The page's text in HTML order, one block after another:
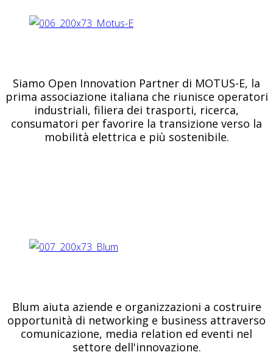
Siamo Open Innovation Partner di MOTUS-E, la
prima associazione italiana che riunisce operatori
industriali, filiera dei trasporti, ricerca,
consumatori per favorire la transizione verso la
mobilità elettrica e più sostenibile.
Blum aiuta aziende e organizzazioni a costruire
opportunità di networking e business attraverso
comunicazione, media relation ed eventi nel
settore dell'innovazione.